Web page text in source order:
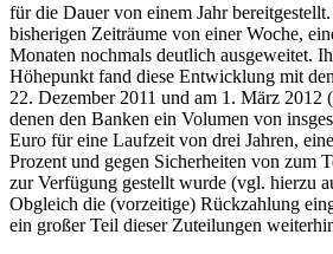
für die Dauer von einem Jahr
bisherigen Zeiträume von einer Woche,
Monaten nochmals deutlich ausgeweitet.
Höhepunkt fand diese Entwicklung mit
22. Dezember 2011 und am 1. März 2012
denen den Banken ein Volumen von
Euro für eine Laufzeit von drei Jahren,
Prozent und gegen Sicherheiten von zum
zur Verfügung gestellt wurde (vgl. hierzu
Obgleich die (vorzeitige) Rückzahlung
ein großer Teil dieser Zuteilungen